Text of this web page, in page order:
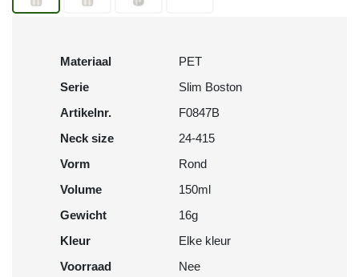
Materiaal
PET
Serie
Slim Boston
Artikelnr.
F0847B
Neck size
24-415
Vorm
Rond
Volume
150ml
Gewicht
16g
Kleur
Elke kleur
Voorraad
Nee